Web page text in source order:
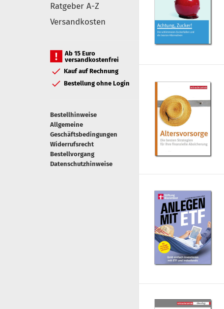
Ratgeber A-Z
Versandkosten
Ab 15 Euro
versandkostenfrei
Kauf auf Rechnung
Bestellung ohne Login
Bestellhinweise
Allgemeine
Geschäftsbedingungen
Widerrufsrecht
Bestellvorgang
Datenschutzhinweise